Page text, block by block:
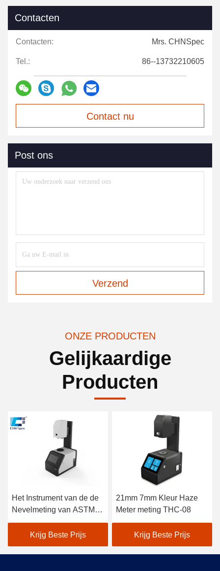
Contacten
Contacten: Mrs. CHNSpec
Tel.: 86--13732210605
Contact nu
Post ons
Verzend
ONZE PRODUCTEN
Gelijkaardige
Producten
Het Instrument van de de
Nevelmeting van ASTM
D1003
Krijg Beste Prijs
21mm 7mm Kleur Haze
Meter meting THC-08
Krijg Beste Prijs